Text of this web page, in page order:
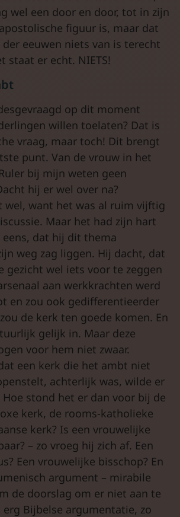
wel een door en door, tot in zijn
figuur is, maar dat
eeuwen niets van is terecht
staat er echt. NIETS!
op dit moment
willen toelaten? Dat is
vraag, maar toch! Dit brengt
punt. Van de vrouw in het
bij mijn weten geen
hij er wel over na?
wel, want het was al ruim vijftig
Maar het had zijn hart
eens, dat hij dit thema
weg zag liggen. Hij dacht, dat
gezicht wel iets voor te zeggen
aan werkkrachten werd
en zou ook gedifferentieerder
de kerk ten goede komen. En
gelijk in. Maar deze
voor hem niet zwaar.
een kerk die het ambt niet
achterlijk was, wilde er
stond het er dan voor bij de
kerk, de rooms-katholieke
kerk? Is een vrouwelijke
– zo vroeg hij zich af. Een
Een vrouwelijke bisschop? En
argument – mirabile
de doorslag om er niet aan te
Bijbelse argumentatie, zo